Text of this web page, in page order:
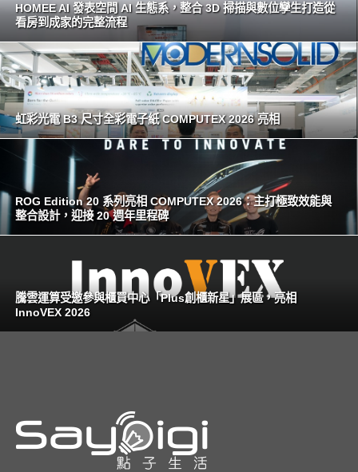
HOMEE AI 發表空間 AI 生態系，整合 3D 掃描與數位孿生打造從
看房到成家的完整流程
虹彩光電 B3 尺寸全彩電子紙 COMPUTEX 2026 亮相
ROG Edition 20 系列亮相 COMPUTEX 2026：主打極致效能與
整合設計，迎接 20 週年里程碑
騰雲運算受邀參與櫃買中心「Plus創櫃新星」展區，亮相
InnoVEX 2026